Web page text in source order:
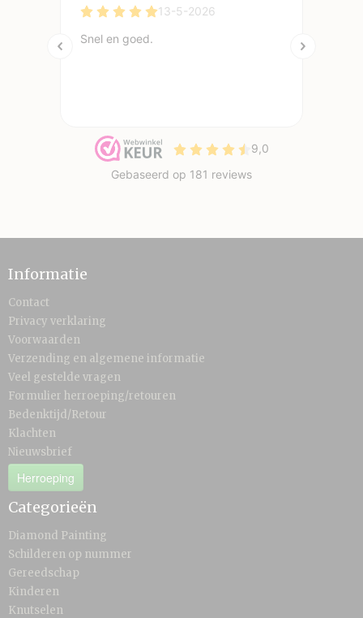
Informatie
Contact
Privacy verklaring
Voorwaarden
Verzending en algemene informatie
Veel gestelde vragen
Formulier herroeping/retouren
Bedenktijd/Retour
Klachten
Nieuwsbrief
Herroeping
Categorieën
Diamond Painting
Schilderen op nummer
Gereedschap
Kinderen
Knutselen